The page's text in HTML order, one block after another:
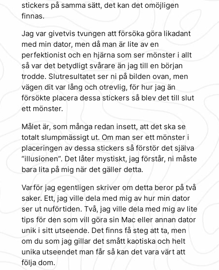
stickers på samma sätt, det kan det omöjligen
finnas.
Jag var givetvis tvungen att försöka göra likadant
med min dator, men då man är lite av en
perfektionist och en hjärna som ser mönster i allt
så var det betydligt svårare än jag till en början
trodde. Slutresultatet ser ni på bilden ovan, men
vägen dit var lång och otrevlig, för hur jag än
försökte placera dessa stickers så blev det till slut
ett mönster.
Målet är, som många redan insett, att det ska se
totalt slumpmässigt ut. Om man ser ett mönster i
placeringen av dessa stickers så förstör det själva
“illusionen”. Det låter mystiskt, jag förstår, ni måste
bara lita på mig när det gäller detta.
Varför jag egentligen skriver om detta beror på två
saker. Ett, jag ville dela med mig av hur min dator
ser ut nuförtiden. Två, jag ville dela med mig av lite
tips för den som vill göra sin Mac eller annan dator
unik i sitt utseende. Det finns få steg att ta, men
om du som jag gillar det smått kaotiska och helt
unika utseendet man får så kan det vara värt att
följa dom.